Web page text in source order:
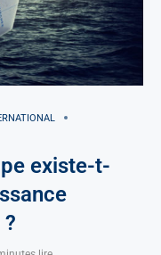
existe-t-